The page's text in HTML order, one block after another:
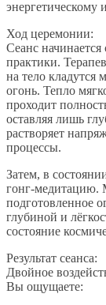
энергетическому
Ход церемонии:
Сеанс
практики.
на тело кладутся
огонь. Тепло
проходит
оставляя лишь
растворяет
процессы.
Затем, в
гонг-медитацию.
подготовленное
глубиной и
состояние
Результат сеанса:
Двойное
Вы ощущаете: